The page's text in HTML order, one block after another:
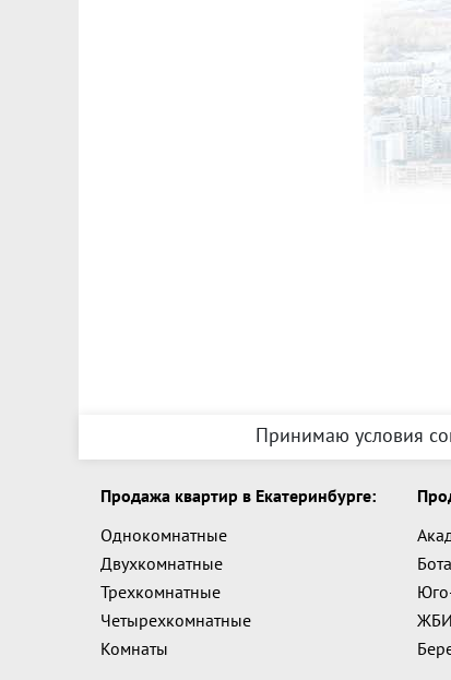
Принимаю условия
Продажа квартир в Екатеринбурге:
Однокомнатные
Двухкомнатные
Трехкомнатные
Четырехкомнатные
Комнаты
ЖБИ